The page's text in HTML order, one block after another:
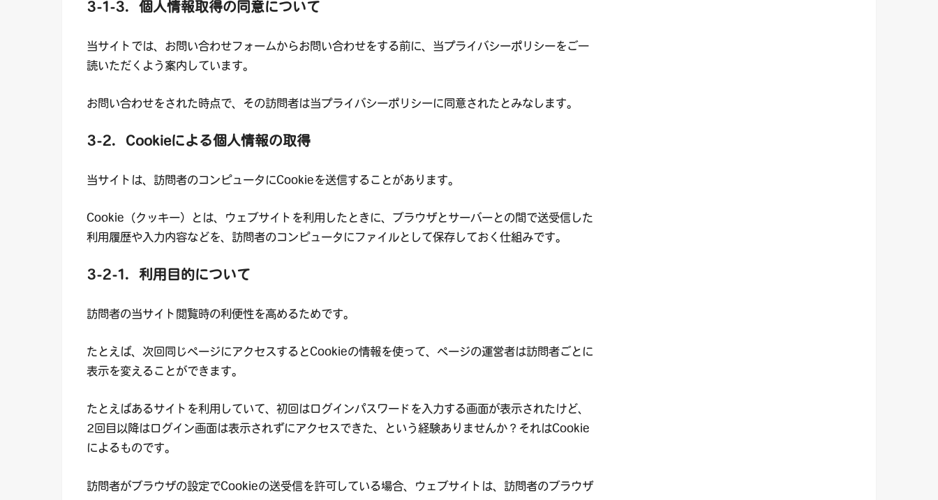
3-1-3． 個人情報取得の同意について
当サイトでは、お問い合わせフォームからお問い合わせをする前に、当プライバシーポリシーをご一
読いただくよう案内しています。
お問い合わせをされた時点で、その訪問者は当プライバシーポリシーに同意されたとみなします。
3-2．Cookieによる個人情報の取得
当サイトは、訪問者のコンピュータにCookieを送信することがあります。
Cookie（クッキー）とは、ウェブサイトを利用したときに、ブラウザとサーバーとの間で送受信した
利用履歴や入力内容などを、訪問者のコンピュータにファイルとして保存しておく仕組みです。
3-2-1．利用目的について
訪問者の当サイト閲覧時の利便性を高めるためです。
たとえば、次回同じページにアクセスするとCookieの情報を使って、ページの運営者は訪問者ごとに
表示を変えることができます。
たとえばあるサイトを利用していて、初回はログインパスワードを入力する画面が表示されたけど、
2回目以降はログイン画面は表示されずにアクセスできた、という経験ありませんか？それはCookie
によるものです。
訪問者がブラウザの設定でCookieの送受信を許可している場合、ウェブサイトは、訪問者のブラウザ